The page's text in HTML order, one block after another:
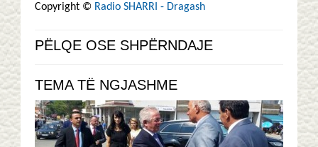
Copyright © Radio SHARRI - Dragash
PËLQE OSE SHPËRNDAJE
TEMA TË NGJASHME